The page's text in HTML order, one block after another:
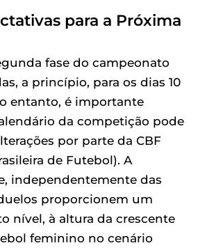
para a Próxima
fase do campeonato
a princípio, para os dias 10
entanto, é importante
da competição pode
por parte da CBF
de Futebol). A
independentemente das
proporcionem um
nível, à altura da crescente
feminino no cenário